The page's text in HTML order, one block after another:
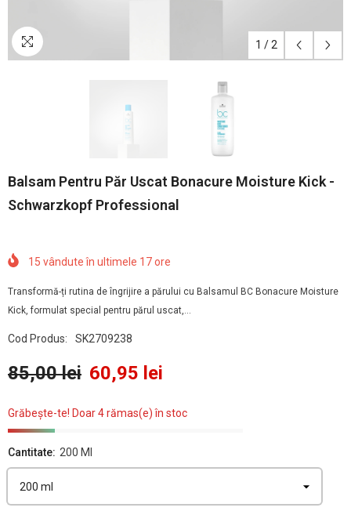
1 / 2
Balsam Pentru Păr Uscat Bonacure Moisture Kick -
Schwarzkopf Professional
15 vândute în ultimele 17ore
Transformă-ți rutina de îngrijire a părului cu Balsamul BC Bonacure Moisture
Kick, formulat special pentru părul uscat,...
Cod Produs: SK2709238
85,00 lei 60,95 lei
Grăbește-te! Doar 4 rămas(e) în stoc
Cantitate: 200 Ml